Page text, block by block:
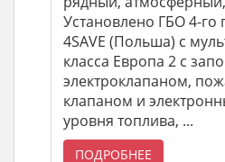
Установлено ГБО 4-го
4SAVE (Польша) с
класса Европа 2 с
электроклапаном,
клапаном и
уровня топлива, ...
ПОДРОБНЕЕ